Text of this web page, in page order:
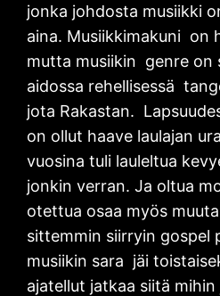
jonka johdosta musiikki
aina. Musiikkimakuni on
mutta musiikin genre on
aidossa rehellisessä
jota Rakastan.
on ollut haave laulajan
vuosina tuli lauleltua
jonkin verran. Ja oltua
otettua osaa myös
sittemmin siirryin gospel
musiikin sara jäi
ajatellut jatkaa siitä mihin